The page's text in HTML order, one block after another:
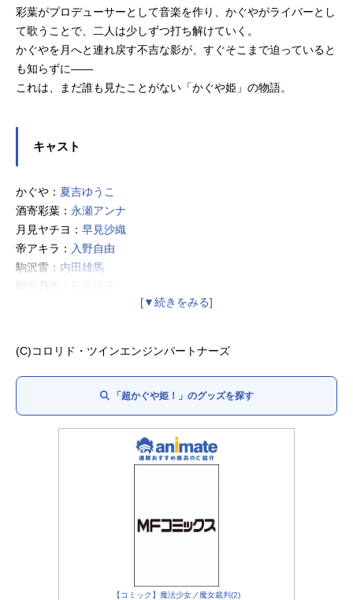
彩葉がプロデューサーとして音楽を作り、かぐやがライバーとし
て歌うことで、二人は少しずつ打ち解けていく。
かぐやを月へと連れ戻す不吉な影が、すぐそこまで迫っていると
も知らずに――
これは、まだ誰も見たことがない「かぐや姫」の物語。
キャスト
かぐや： 夏吉ゆうこ
酒寄彩葉： 永瀬アンナ
月見ヤチヨ： 早見沙織
帝アキラ： 入野自由
駒沢雷： 内田雄馬
駒沢乃依：
乙事照琴：花江夏樹
坂本真綾
酒寄朝久：鈴村健一
(C)コロリド・ツインエンジンパートナーズ
「超かぐや姫！」のグッズを探す
【コミック】魔法少女ノ魔女裁判(2)